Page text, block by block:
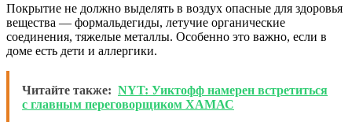
Покрытие не должно выделять в воздух опасные для здоровья
вещества — формальдегиды, летучие органические
соединения, тяжелые металлы. Особенно это важно, если в
доме есть дети и аллергики.
Читайте также: NYT: Уиктофф намерен встретиться
с главным переговорщиком ХАМАС